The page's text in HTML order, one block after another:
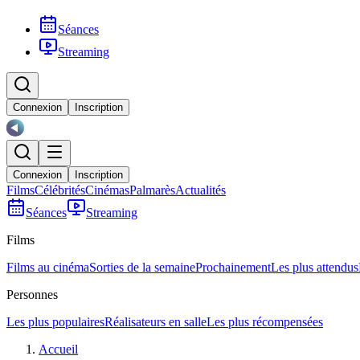
Séances
Streaming
Connexion Inscription
Connexion Inscription
FilmsCélébritésCinémasPalmarèsActualités
Séances
Streaming
Films
Films au cinémaSorties de la semaineProchainementLes plus attendus
Personnes
Les plus populairesRéalisateurs en salleLes plus récompensées
Accueil